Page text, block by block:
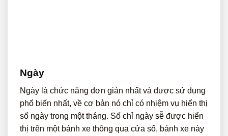
Ngày
Ngày là chức năng đơn giản nhất và được sử dụng
phổ biến nhất, về cơ bản nó chỉ có nhiệm vụ hiển thị
số ngày trong một tháng. Số chỉ ngày sễ được hiển
thị trên một bánh xe thông qua cửa sổ, bánh xe này